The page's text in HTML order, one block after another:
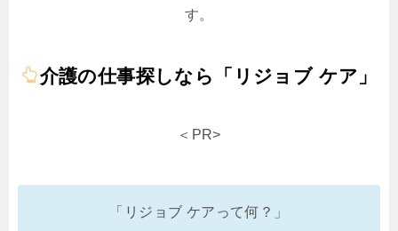
す。
介護の仕事探しなら「リジョブ ケア」
＜PR>
「リジョブ ケアって何？」